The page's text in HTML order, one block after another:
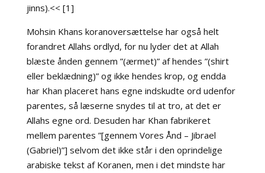
jinns).<< [1]
Mohsin Khans koranoversættelse har også helt
forandret Allahs ordlyd, for nu lyder det at Allah
blæste ånden gennem ”(ærmet)” af hendes ”(shirt
eller beklædning)” og ikke hendes krop, og endda
har Khan placeret hans egne indskudte ord udenfor
parentes, så læserne snydes til at tro, at det er
Allahs egne ord. Desuden har Khan fabrikeret
mellem parentes ”[gennem Vores Ånd – Jibrael
(Gabriel)”] selvom det ikke står i den oprindelige
arabiske tekst af Koranen, men i det mindste har